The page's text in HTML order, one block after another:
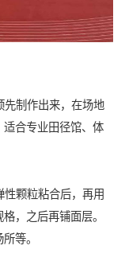
先制作出来，在场地
合专业田径馆、体
颗粒粘合后，再用
，之后再铺面层。
等。